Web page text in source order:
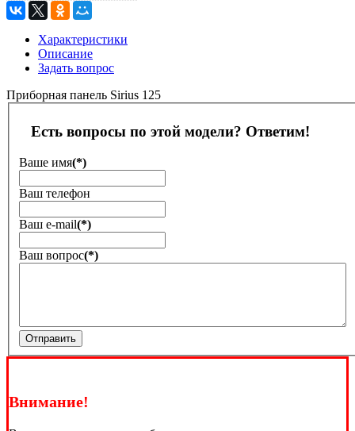
Характеристики
Описание
Задать вопрос
Приборная панель Sirius 125
Есть вопросы по этой модели? Ответим!
Ваше имя(*)
Ваш телефон
Ваш е-mail(*)
Ваш вопрос(*)
Отправить
Внимание!